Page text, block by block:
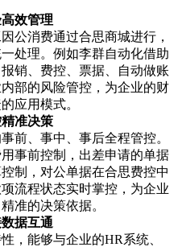
效管理
公消费通过合思商城进行，
处理。例如李群自动化借助
报销、费控、票据、自动做账
部的风险管控，为企业的财
应用模式。
准决策
前、事中、事后全程管控。
事前控制，出差申请的单据
制，对公单据在合思费控中
流程状态实时掌控，为企业
准的决策依据。
据互通
，能够与企业的HR系统、